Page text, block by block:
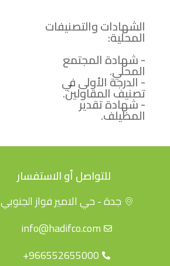
الشهادات والتصنيفات
المحلية:
- شهادة المجتمع
المحلي.
- الدرجة الأولى في
تصنيف المقاولين.
- شهادة تقدير
المظيلف.
للتواصل أو الاستفسار
جدة - حي الامير فواز الجنوبي
info@hadifco.com
966552655000+